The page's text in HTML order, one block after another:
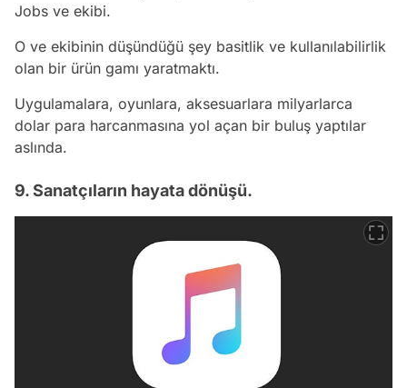
Jobs ve ekibi.
O ve ekibinin düşündüğü şey basitlik ve kullanılabilirlik
olan bir ürün gamı yaratmaktı.
Uygulamalara, oyunlara, aksesuarlara milyarlarca
dolar para harcanmasına yol açan bir buluş yaptılar
aslında.
9. Sanatçıların hayata dönüşü.